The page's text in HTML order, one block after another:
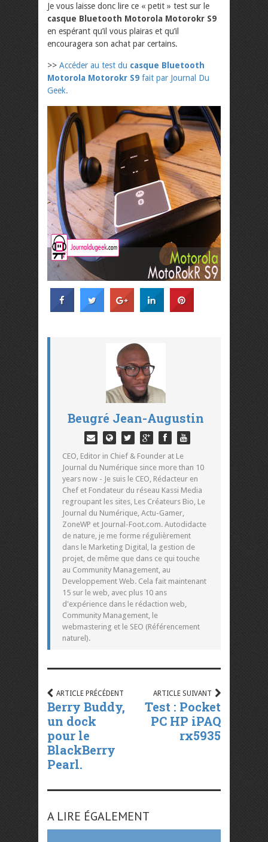
Je vous laisse donc lire ce « petit » test sur le
casque Bluetooth Motorola Motorokr S9
en espérant qu’il vous plairas et qu’il
encouragera son achat par certains.
>> Accéder au test du casque Bluetooth
Motorola Motorokr S9 fait par Journal Du
Geek.
Beugré Jean-Augustin
CEO, Editor in Chief & Founder at Le
Journal du Numérique since more than 10
years now - Je suis le CEO, Rédacteur en
Chef et Fondateur du réseau Kassi Media
regroupant les sites, Les Créateurs Bio, Le
Journal du Numérique, Actu-Gamer,
ZoneWP et Journal-Foot.com. Autodidacte
de nature, je me forme régulièrement
dans le Marketing Digital, la gestion de
projet, de même que dans ce qui touche
au Community Management, au
Developpement Web. Cela fait maintenant
15 sur le web, avec plus 10 ans
d'expérience dans le rédaction web,
Community Management, le
webmastering et le SEO (Référencement
naturel).
ARTICLE PRÉCÉDENT
Berry Buddy,
un dock
pour le
BlackBerry
Pearl.
ARTICLE SUIVANT
Test : Pocket
PC HP iPAQ
rx5935
A LIRE ÉGALEMENT